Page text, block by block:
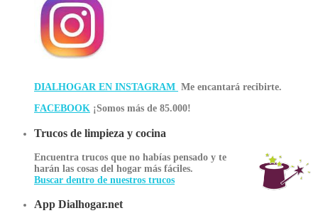
DIALHOGAR EN INSTAGRAM Me encantará recibirte.
FACEBOOK ¡Somos más de 85.000!
Trucos de limpieza y cocina
Encuentra trucos que no habías pensado y te
harán las cosas del hogar más fáciles.
Buscar dentro de nuestros trucos
App Dialhogar.net